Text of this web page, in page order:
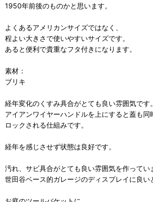
1950年前後のものかと思います。
よくあるアメリカンサイズではなく、
程よい大きさで使いやすいサイズです。
あると便利で貴重なフタ付きになります。
素材：
ブリキ
経年変化のくすみ具合がとても良い雰囲気です。
アイアンワイヤーハンドルを上にすると蓋も同
ロックされる仕組みです。
経年を感じさせず状態は良好です。
汚れ、サビ具合がとても良い雰囲気を作ってい
世田谷ベース的ガレージのディスプレイに良い